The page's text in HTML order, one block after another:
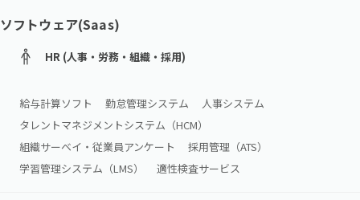
ソフトウェア(Saas)
HR (人事・労務・組織・採用)
給与計算ソフト 勤怠管理システム
人事システム
タレントマネジメントシステム（HCM）
組織サーベイ・従業員アンケート
採用管理（ATS）
学習管理システム（LMS）
適性検査サービス